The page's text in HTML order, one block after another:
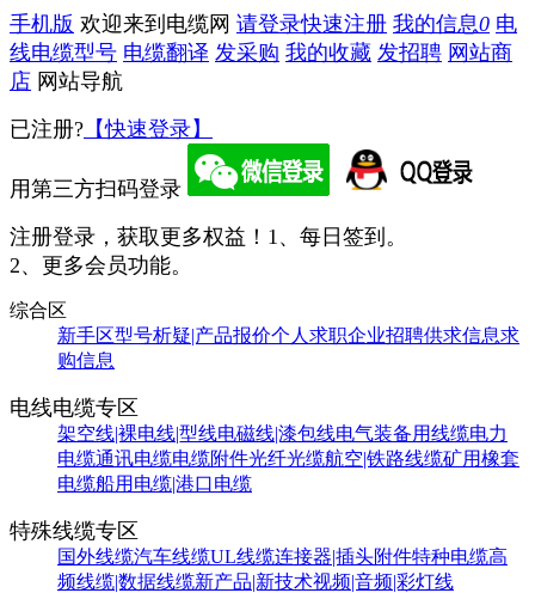
手机版 欢迎来到电缆网 请登录快速注册 我的信息0 电
线电缆型号 电缆翻译 发采购 我的收藏 发招聘 网站商
店 网站导航
已注册? 【快速登录】
用第三方扫码登录
注册登录，获取更多权益！ 1、每日签到。
2、更多会员功能。
综合区
新手区型号析疑|产品报价个人求职企业招聘供求信息求
购信息
电线电缆专区
架空线|裸电线|型线电磁线|漆包线电气装备用线缆电力
电缆通讯电缆电缆附件光纤光缆航空|铁路线缆矿用橡套
电缆船用电缆|港口电缆
特殊线缆专区
国外线缆汽车线缆UL线缆连接器|插头附件特种电缆高
频线缆|数据线缆新产品|新技术视频|音频|彩灯线